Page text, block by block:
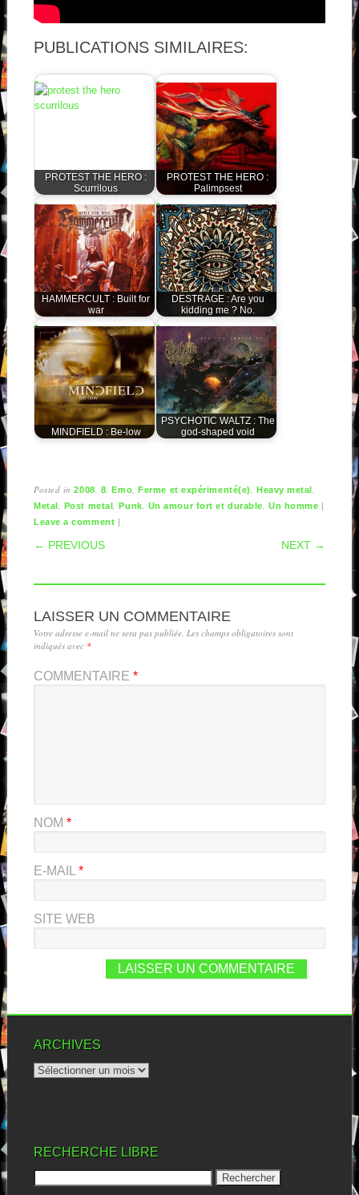
PUBLICATIONS SIMILAIRES:
PROTEST THE HERO :
Scurrilous
PROTEST THE HERO :
Palimpsest
HAMMERCULT : Built for
war
DESTRAGE : Are you
kidding me ? No.
MINDFIELD : Be-low
PSYCHOTIC WALTZ : The
god-shaped void
Posted in2008 8 ,Emo ,Ferme et expérimenté(e) Heavy metal
Metal Post metal ,Punk Un amour fort et durable ,Un homme |
Leave a comment |
POST NAVIGATION
← PREVIOUS NEXT →
LAISSER UN COMMENTAIRE
Votre adresse e-mail ne sera pas publiée. Les champs obligatoires sont
indiqués avec *
COMMENTAIRE *
NOM *
E-MAIL *
SITE WEB
ARCHIVES
RECHERCHE LIBRE